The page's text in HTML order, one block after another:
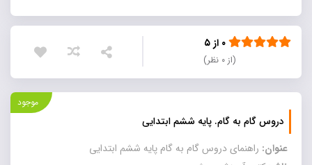
(از ۰ نظر)
دروس گام به گام. پایه ششم ابتدایی
موجود
عنوان: راهنمای دروس گام به گام پایه ششم ابتدایی